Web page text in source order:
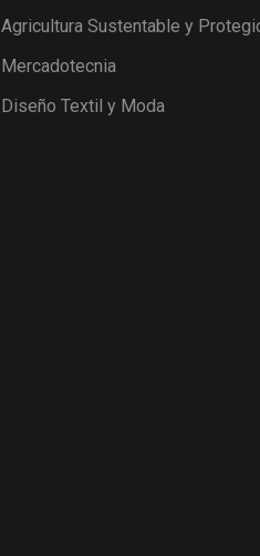
Agricultura Sustentable y
Mercadotecnia
Diseño Textil y Moda